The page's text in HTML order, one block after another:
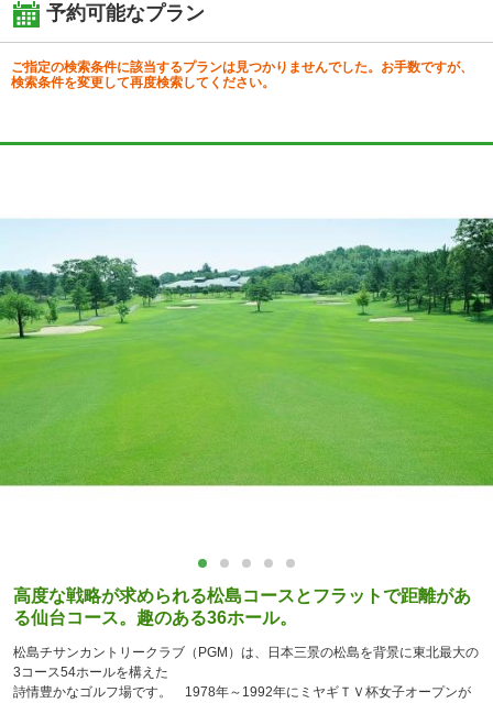
予約可能なプラン
ご指定の検索条件に該当するプランは見つかりませんでした。お手数ですが、
検索条件を変更して再度検索してください。
高度な戦略が求められる松島コースとフラットで距離があ
る仙台コース。趣のある36ホール。
松島チサンカントリークラブ（PGM）は、日本三景の松島を背景に東北最大の
3コース54ホールを構えた
詩情豊かなゴルフ場です。 1978年～1992年にミヤギＴＶ杯女子オープンが